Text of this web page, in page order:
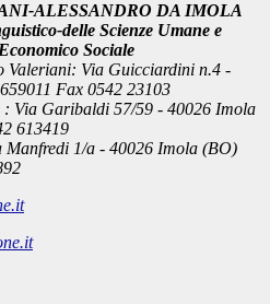
ALESSANDRO DA IMOLA
delle Scienze Umane e
Sociale
Valeriani: Via Guicciardini n.4 -
Fax 0542 23103
: Via Garibaldi 57/59 - 40026 Imola
613419
Manfredi 1/a - 40026 Imola (BO)